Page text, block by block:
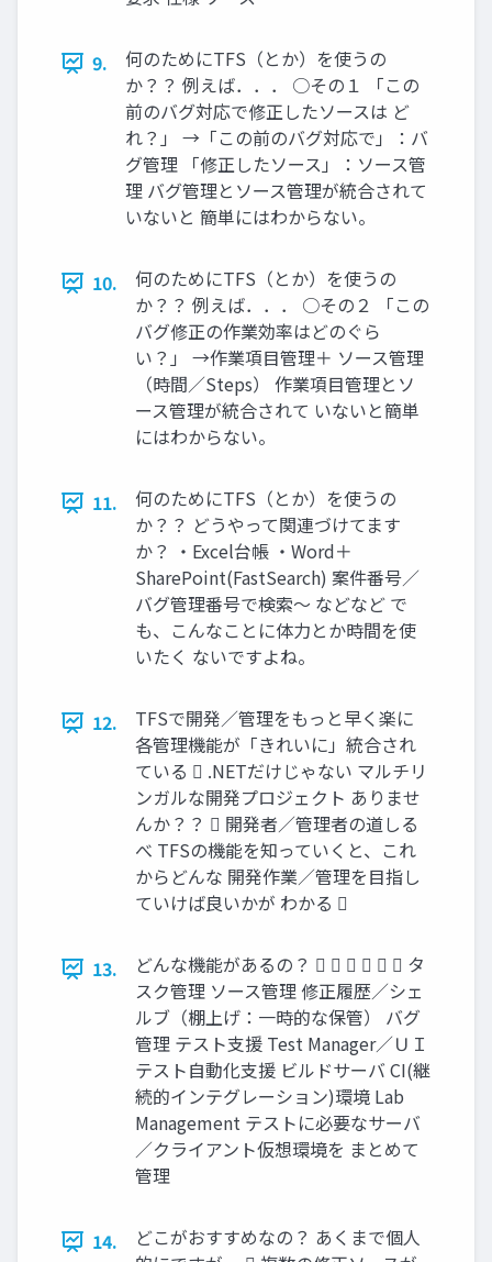
9.
何のためにTFS（とか）を使うの
か？？ 例えば．．． ○その１ 「この
前のバグ対応で修正したソースは ど
れ？」 →「この前のバグ対応で」：バ
グ管理 「修正したソース」：ソース管
理 バグ管理とソース管理が統合されて
いないと 簡単にはわからない。
10.
何のためにTFS（とか）を使うの
か？？ 例えば．．． ○その２ 「この
バグ修正の作業効率はどのぐら
い？」 →作業項目管理＋ ソース管理
（時間／Steps） 作業項目管理とソ
ース管理が統合されて いないと簡単
にはわからない。
11.
何のためにTFS（とか）を使うの
か？？ どうやって関連づけてます
か？ ・Excel台帳 ・Word＋
SharePoint(FastSearch) 案件番号／
バグ管理番号で検索～ などなど で
も、こんなことに体力とか時間を使
いたく ないですよね。
12.
TFSで開発／管理をもっと早く楽に
各管理機能が「きれいに」統合され
ている  .NETだけじゃない マルチリ
ンガルな開発プロジェクト ありませ
んか？？  開発者／管理者の道しる
べ TFSの機能を知っていくと、これ
からどんな 開発作業／管理を目指し
ていけば良いかが わかる 
13.
どんな機能があるの？       タ
スク管理 ソース管理 修正履歴／シェ
ルブ（棚上げ：一時的な保管） バグ
管理 テスト支援 Test Manager／ＵＩ
テスト自動化支援 ビルドサーバ CI(継
続的インテグレーション)環境 Lab
Management テストに必要なサーバ
／クライアント仮想環境を まとめて
管理
14.
どこがおすすめなの？ あくまで個人